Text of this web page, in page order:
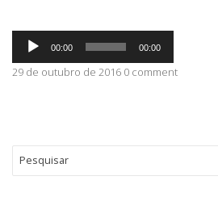
CONTATO
Tocador
áudio
00:00 00:00
29 de outubro de 2016 0 comment